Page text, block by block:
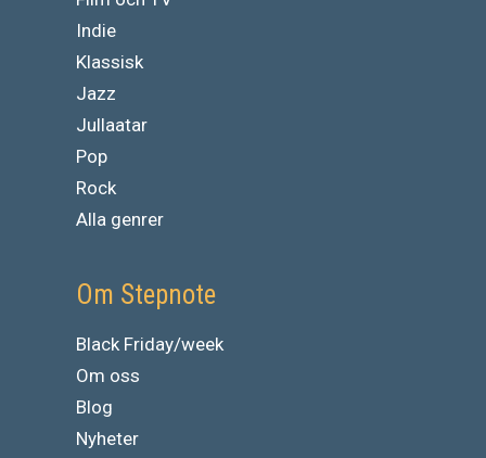
Indie
Klassisk
Jazz
Jullaatar
Pop
Rock
Alla genrer
Om Stepnote
Black Friday/week
Om oss
Blog
Nyheter